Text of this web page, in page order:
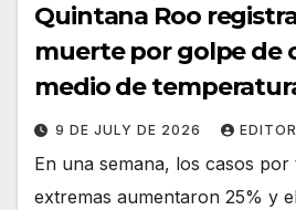
Quintana Roo
muerte por golpe de
medio de
9 DE JULY DE 2026
En una semana, los casos por
extremas aumentaron 25% y